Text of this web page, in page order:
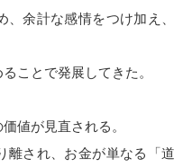
余計な感情をつけ加え、
ことで発展してきた。
値が見直される。
離され、お金が単なる「道